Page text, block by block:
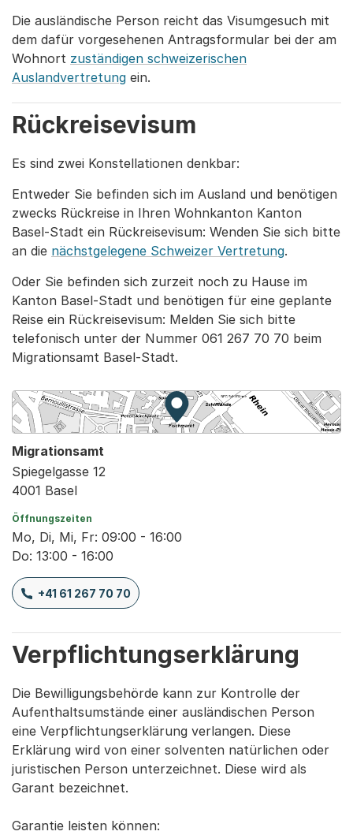
Die ausländische Person reicht das Visumgesuch mit
dem dafür vorgesehenen Antragsformular bei der am
Wohnort zuständigen schweizerischen
Auslandvertretung ein.
Rückreisevisum
Es sind zwei Konstellationen denkbar:
Entweder Sie befinden sich im Ausland und benötigen
zwecks Rückreise in Ihren Wohnkanton Kanton
Basel-Stadt ein Rückreisevisum: Wenden Sie sich bitte
an die nächstgelegene Schweizer Vertretung.
Oder Sie befinden sich zurzeit noch zu Hause im
Kanton Basel-Stadt und benötigen für eine geplante
Reise ein Rückreisevisum: Melden Sie sich bitte
telefonisch unter der Nummer 061 267 70 70 beim
Migrationsamt Basel-Stadt.
Zur Karte von MapBS.
Externer Link, wird in einem
Migrationsamt
Spiegelgasse 12
4001 Basel
Öffnungszeiten
Mo, Di, Mi, Fr: 09:00 - 16:00
Do: 13:00 - 16:00
+41 61 267 70 70
Verpflichtungserklärung
Die Bewilligungsbehörde kann zur Kontrolle der
Aufenthaltsumstände einer ausländischen Person
eine Verpflichtungserklärung verlangen. Diese
Erklärung wird von einer solventen natürlichen oder
juristischen Person unterzeichnet. Diese wird als
Garant bezeichnet.
Garantie leisten können: